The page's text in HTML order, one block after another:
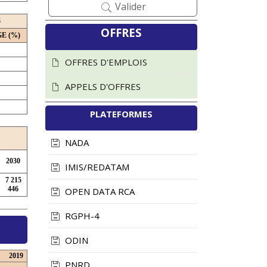
: Les
Nationaux
2021
publiés
Vues : 81
ICASEES :
des informations sur
le Dossier d'Appel
d'Offres (DAO) du
(%)
2030
7 215
446
2019
Valider
OFFRES
OFFRES D'EMPLOIS
APPELS D'OFFRES
PLATEFORMES
NADA
IMIS/REDATAM
OPEN DATA RCA
RGPH-4
ODIN
PNRD